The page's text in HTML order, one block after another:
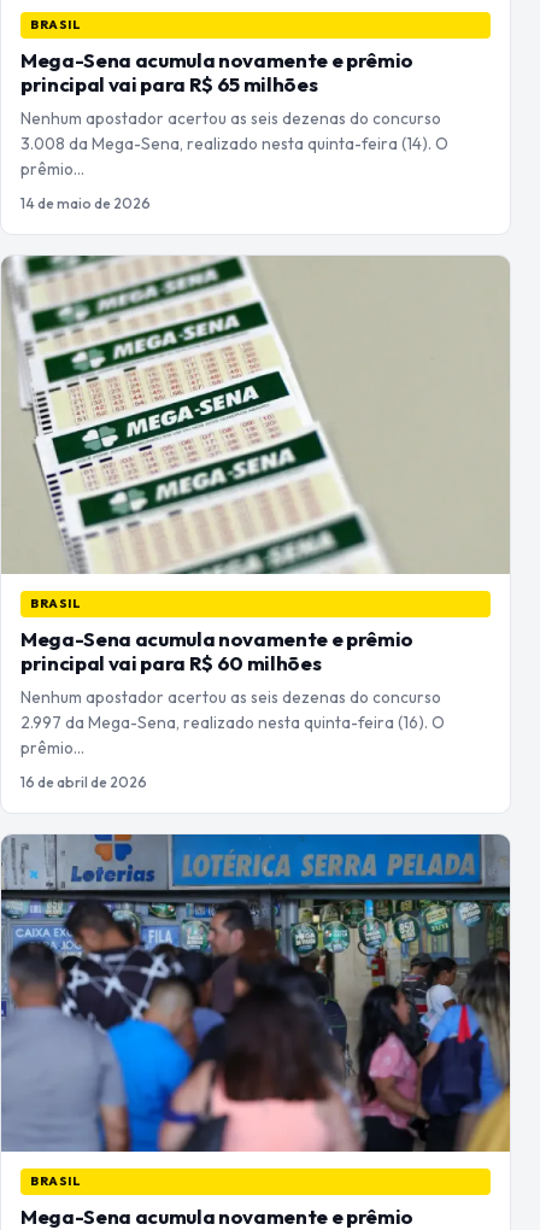
BRASIL
Mega-Sena acumula novamente e prêmio
principal vai para R$ 65 milhões
Nenhum apostador acertou as seis dezenas do concurso
3.008 da Mega-Sena, realizado nesta quinta-feira (14). O
prêmio…
14 de maio de 2026
BRASIL
Mega-Sena acumula novamente e prêmio
principal vai para R$ 60 milhões
Nenhum apostador acertou as seis dezenas do concurso
2.997 da Mega-Sena, realizado nesta quinta-feira (16). O
prêmio…
16 de abril de 2026
BRASIL
Mega-Sena acumula novamente e prêmio